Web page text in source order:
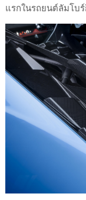
แรกในรถยนต์ลัมโบ